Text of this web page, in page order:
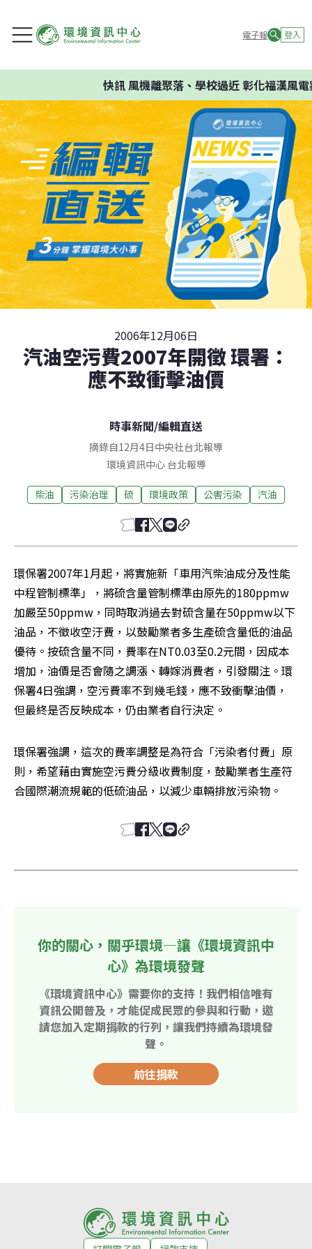
電子報 登入
快訊風機離聚落、學校過近 彰化福漢風電
2006年12月06日
汽油空污費2007年開徵 環署：
應不致衝擊油價
時事新聞/編輯直送
摘錄自12月4日中央社台北報導
環境資訊中心 台北報導
柴油 污染治理 硫 環境政策 公害污染 汽油
環保署2007年1月起，將實施新「車用汽柴油成分及性能
中程管制標準」，將硫含量管制標準由原先的180ppmw
加嚴至50ppmw，同時取消過去對硫含量在50ppmw以下
油品，不徵收空汙費，以鼓勵業者多生產硫含量低的油品
優待。按硫含量不同，費率在NT0.03至0.2元間，因成本
增加，油價是否會隨之調漲、轉嫁消費者，引發關注。環
保署4日強調，空污費率不到幾毛錢，應不致衝擊油價，
但最終是否反映成本，仍由業者自行決定。
環保署強調，這次的費率調整是為符合「污染者付費」原
則，希望藉由實施空污費分級收費制度，鼓勵業者生產符
合國際潮流規範的低硫油品，以減少車輛排放污染物。
你的關心，關乎環境—讓《環境資訊中
心》為環境發聲
《環境資訊中心》需要你的支持！我們相信唯有
資訊公開普及，才能促成民眾的參與和行動，邀
請您加入定期捐款的行列，讓我們持續為環境發
聲。
前往捐款